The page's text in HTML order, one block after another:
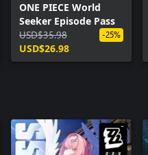
ONE PIECE World
Seeker Episode Pass
USD$35.98
USD$26.98
-25%